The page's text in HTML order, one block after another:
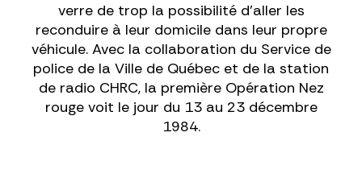
verre de trop la possibilité d'aller les
reconduire à leur domicile dans leur propre
véhicule. Avec la collaboration du Service de
police de la Ville de Québec et de la station
de radio CHRC, la première Opération Nez
rouge voit le jour du 13 au 23 décembre
1984.